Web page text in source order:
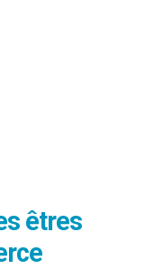
êtres